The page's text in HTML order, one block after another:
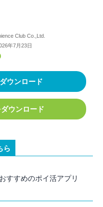
Club Co.,Ltd.
年7月23日
ウンロード
ウンロード
ら
すすめのポイ活アプリ